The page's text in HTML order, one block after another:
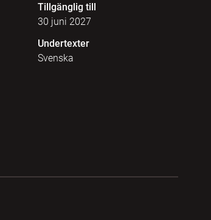
Tillgänglig till
30 juni 2027
Undertexter
Svenska